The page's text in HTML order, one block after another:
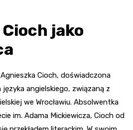
jako
Cioch, doświadczona
języka angielskiego, związaną z
we Wrocławiu. Absolwentka
im. Adama Mickiewicza, Cioch od